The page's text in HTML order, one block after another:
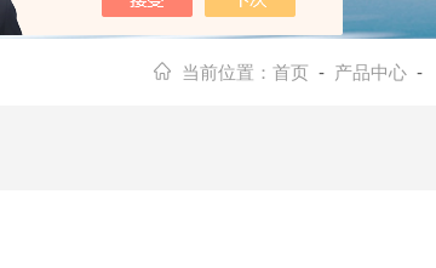
当前位置： 首页 - 产品中心-